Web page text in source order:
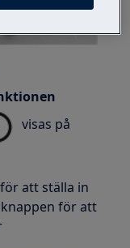
visas på
att ställa in
för att